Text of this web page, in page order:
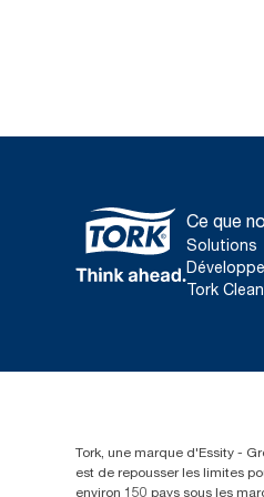
Ce que
Solutions
Tork
Tork, une marque d'Essity -
est de repousser les limites
environ 150 pays sous les